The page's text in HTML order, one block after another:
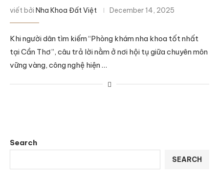
viết bởi Nha Khoa Đất Việt December 14, 2025
Khi người dân tìm kiếm “Phòng khám nha khoa tốt nhất
tại Cần Thơ”, câu trả lời nằm ở nơi hội tụ giữa chuyên môn
vững vàng, công nghệ hiện …
Search
SEARCH